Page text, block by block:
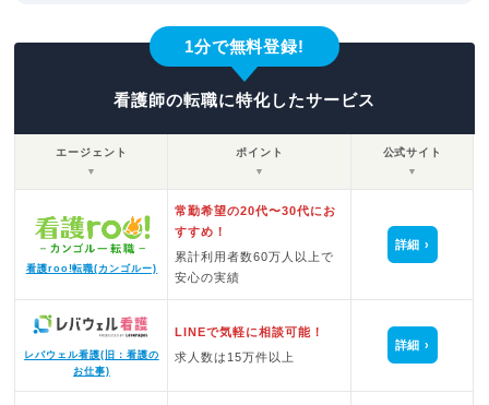
1分で無料登録!
看護師の転職に特化したサービス
エージェント
▼
ポイント
▼
公式サイト
▼
看護roo!転職(カンゴルー)
常勤希望の20代〜30代にお
すすめ！
累計利用者数60万人以上で
安心の実績
詳細
レバウェル看護(旧：看護の
お仕事)
LINEで気軽に相談可能！
求人数は15万件以上
詳細